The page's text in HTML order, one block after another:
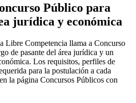
Público para
jurídica y económica
Libre Competencia llama a Concurso
de pasante del área jurídica y un
Los requisitos, perfiles de
para la postulación a cada
la página Concursos Públicos con